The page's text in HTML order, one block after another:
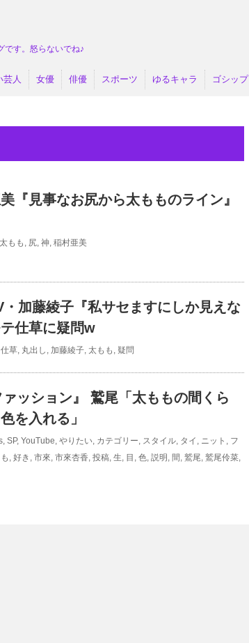
です。怒らないでね♪
芸人 女優 俳優 スポーツ ゆるキャラ ゴシップ
『見事なお尻から太もものライン』
太もも , 尻, 神, 稲村亜美
加藤綾子『私サセますにしか見えな
仕草に疑問w
草 丸出し 加藤綾子 太もも 疑問
ッション』 鷲尾「太ももの間くら
を入れる」
SP, YouTube やりたい カテゴリー スタイル タイ ニット
フ
好き 市來 市來杏香 投稿 生 目 色 説明 間 鷲尾 鷲尾伶菜